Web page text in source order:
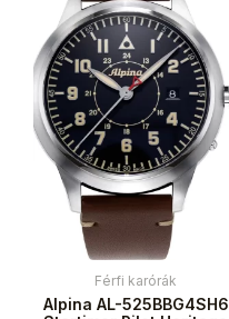
Férfi karórák
Alpina AL-525BBG4SH6